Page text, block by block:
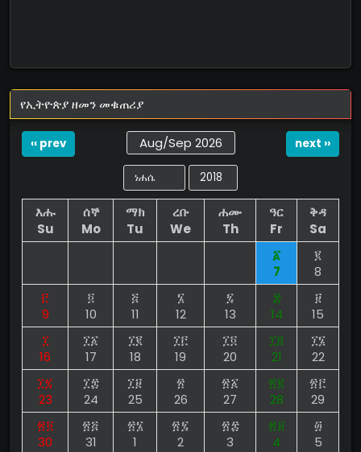
የኢትዮጵያ ዘመን መቁጠሪያ
‹‹ prev Aug/Sep 2026 next ››
እሑ
Su
ሰኞ
Mo
ማክ
Tu
ረቡ
We
ሐሙ
Th
ዓር
Fr
ቅዳ
Sa
፩
7
፪
8
፫
9
፬
10
፭
11
፮
12
፯
13
፰
14
፱
15
፲
16
፲፩
17
፲፪
18
፲፫
19
፲፬
20
፲፭
21
፲፮
22
፲፯
23
፲፰
24
፲፱
25
፳
26
፳፩
27
፳፪
28
፳፫
29
፳፬
30
፳፭
31
፳፮
1
፳፯
2
፳፰
3
፳፱
4
፴
5